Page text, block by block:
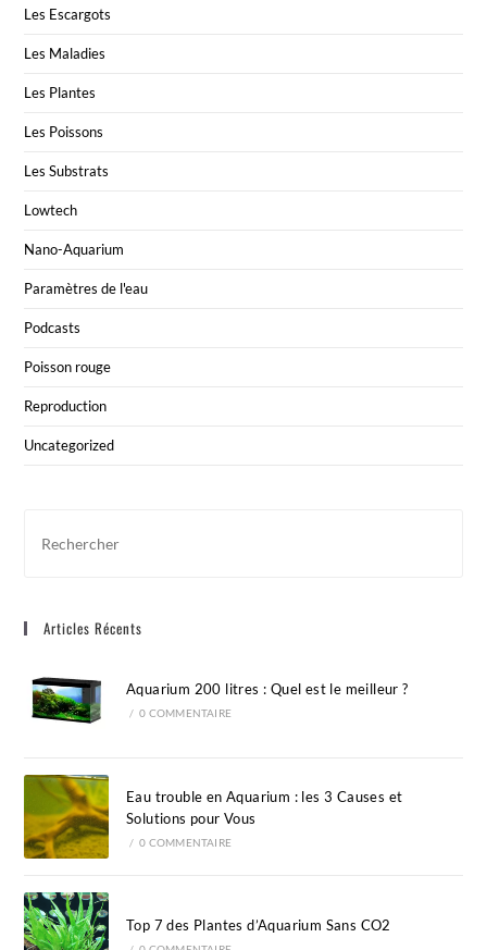
Les Escargots
Les Maladies
Les Plantes
Les Poissons
Les Substrats
Lowtech
Nano-Aquarium
Paramètres de l'eau
Podcasts
Poisson rouge
Reproduction
Uncategorized
Articles Récents
Aquarium 200 litres : Quel est le meilleur ?
/ 0 COMMENTAIRE
Eau trouble en Aquarium : les 3 Causes et
Solutions pour Vous
/ 0 COMMENTAIRE
Top 7 des Plantes d’Aquarium Sans CO2